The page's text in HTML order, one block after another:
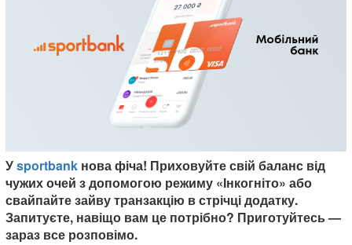
Уsportbank нова фіча! Приховуйте свій баланс від
чужих очей з допомогою режиму «Інкогніто» або
свайпайте зайву транзакцію в стрічці додатку.
Запитуєте, навіщо вам це потрібно? Приготуйтесь —
зараз все розповімо.